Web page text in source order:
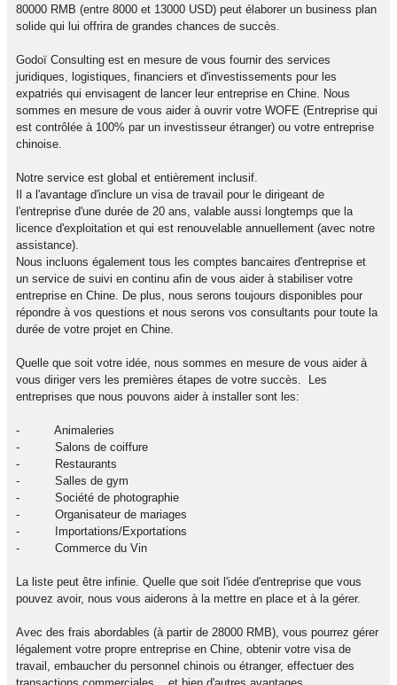
80000 RMB (entre 8000 et 13000 USD) peut élaborer un business plan
solide qui lui offrira de grandes chances de succès.
Godoï Consulting est en mesure de vous fournir des services
juridiques, logistiques, financiers et d'investissements pour les
expatriés qui envisagent de lancer leur entreprise en Chine. Nous
sommes en mesure de vous aider à ouvrir votre WOFE (Entreprise qui
est contrôlée à 100% par un investisseur étranger) ou votre entreprise
chinoise.
Notre service est global et entièrement inclusif.
Il a l'avantage d'inclure un visa de travail pour le dirigeant de
l'entreprise d'une durée de 20 ans, valable aussi longtemps que la
licence d'exploitation et qui est renouvelable annuellement (avec notre
assistance).
Nous incluons également tous les comptes bancaires d'entreprise et
un service de suivi en continu afin de vous aider à stabiliser votre
entreprise en Chine. De plus, nous serons toujours disponibles pour
répondre à vos questions et nous serons vos consultants pour toute la
durée de votre projet en Chine.
Quelle que soit votre idée, nous sommes en mesure de vous aider à
vous diriger vers les premières étapes de votre succès. Les
entreprises que nous pouvons aider à installer sont les:
- Animaleries
- Salons de coiffure
- Restaurants
- Salles de gym
- Société de photographie
- Organisateur de mariages
- Importations/Exportations
- Commerce du Vin
La liste peut être infinie. Quelle que soit l'idée d'entreprise que vous
pouvez avoir, nous vous aiderons à la mettre en place et à la gérer.
Avec des frais abordables (à partir de 28000 RMB), vous pourrez gérer
légalement votre propre entreprise en Chine, obtenir votre visa de
travail, embaucher du personnel chinois ou étranger, effectuer des